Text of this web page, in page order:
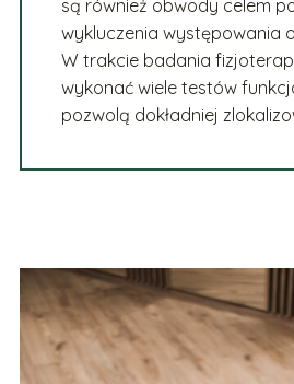
są również obwody celem
wykluczenia występowania
W trakcie badania
wykonać wiele testów
pozwolą dokładniej